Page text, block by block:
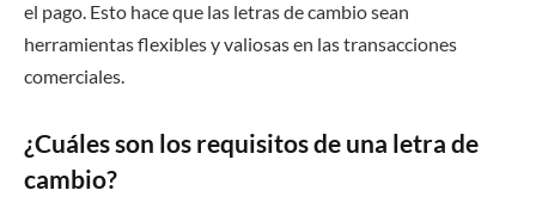
el pago. Esto hace que las letras de cambio sean
herramientas flexibles y valiosas en las transacciones
comerciales.
¿Cuáles son los requisitos de una letra de
cambio?